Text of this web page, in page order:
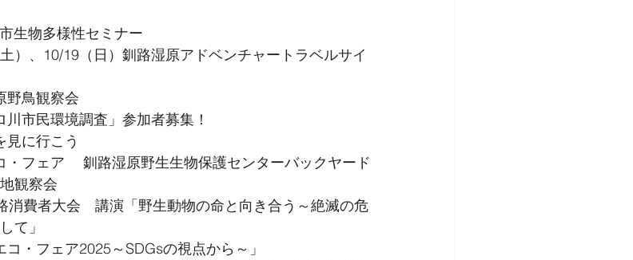
生物多様性セミナー
）、10/19（日）釧路湿原アドベンチャートラベルサイ
野鳥観察会
川市民環境調査」参加者募集！
見に行こう
・フェア　 釧路湿原野生生物保護センターバックヤード
観察会
消費者大会　講演「野生動物の命と向き合う～絶滅の危
て」
・フェア2025～SDGsの視点から～」